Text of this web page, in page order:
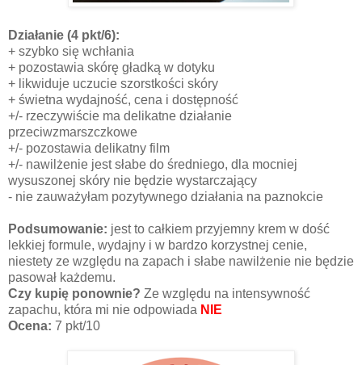
Działanie (4 pkt/6):
+ szybko się wchłania
+ pozostawia skórę gładką w dotyku
+ likwiduje uczucie szorstkości skóry
+ świetna wydajność, cena i dostępność
+/- rzeczywiście ma delikatne działanie
przeciwzmarszczkowe
+/- pozostawia delikatny film
+/- nawilżenie jest słabe do średniego, dla mocniej
wysuszonej skóry nie będzie wystarczający
- nie zauważyłam pozytywnego działania na paznokcie
Podsumowanie: jest to całkiem przyjemny krem w dość
lekkiej formule, wydajny i w bardzo korzystnej cenie,
niestety ze względu na zapach i słabe nawilżenie nie będzie
pasował każdemu.
Czy kupię ponownie? Ze względu na intensywność
zapachu, która mi nie odpowiada NIE
Ocena: 7 pkt/10